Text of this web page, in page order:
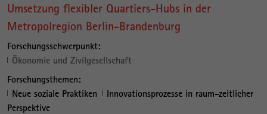
Umsetzung flexibler Quartiers-Hubs in der
Metropolregion Berlin-Brandenburg
Forschungsschwerpunkt:
Ökonomie und Zivilgesellschaft
Forschungsthemen:
Neue soziale Praktiken
Innovationsprozesse in raum-zeitlicher
Perspektive